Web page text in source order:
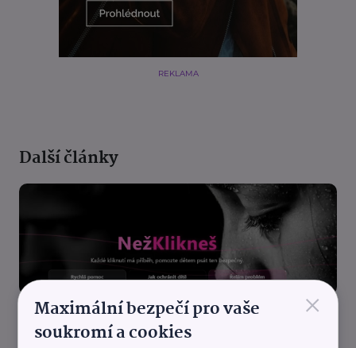
REKLAMA
Další články
Královéhradecký kraj
Děti na internetu čelí kyberšikaně i vydírání.
×
Maximální bezpečí pro vaše
soukromí a cookies